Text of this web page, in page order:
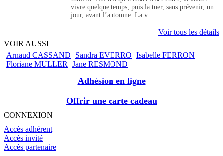
vivre quelque temps; puis la tuer, sans prévenir, un
jour, avant l’automne. La v...
Voir tous les détails
VOIR AUSSI
Arnaud CASSAND
Sandra EVERRO Isabelle FERRON
Floriane MULLER
Jane RESMOND
Adhésion en ligne
Offrir une carte cadeau
CONNEXION
Accès adhérent
Accès invité
Accès partenaire